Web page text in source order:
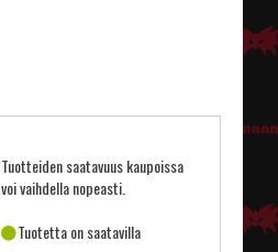
Tuotteiden saatavuus kaupoissa
voi vaihdella nopeasti.
Tuotetta on saatavilla